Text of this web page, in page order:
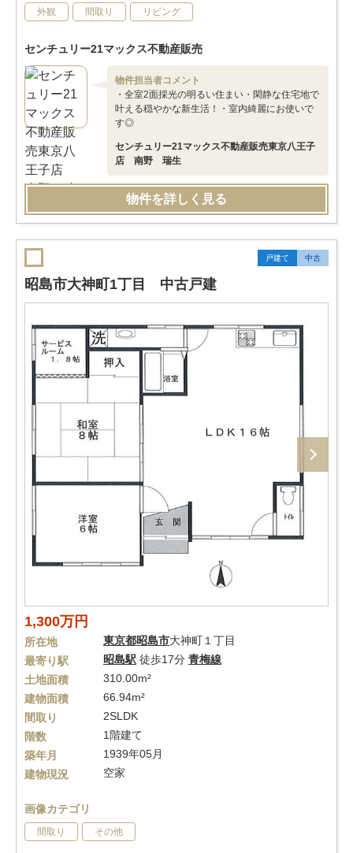
外観 間取り リビング
センチュリー21マックス不動産販売
物件担当者コメント
・全室2面採光の明るい住まい・閑静な住宅地で
叶える穏やかな新生活！・室内綺麗にお使いで
す◎
センチュリー21マックス不動産販売東京八王子
店 南野 瑞生
物件を詳しく見る
戸建て 中古
昭島市大神町1丁目 中古戸建
1,300万円
所在地 東京都昭島市大神町１丁目
最寄り駅
昭島駅 徒歩17分 青梅線
土地面積
310.00m²
建物面積
66.94m²
間取り
2SLDK
階数
1階建て
築年月
1939年05月
建物現況
空家
画像カテゴリ
間取り その他